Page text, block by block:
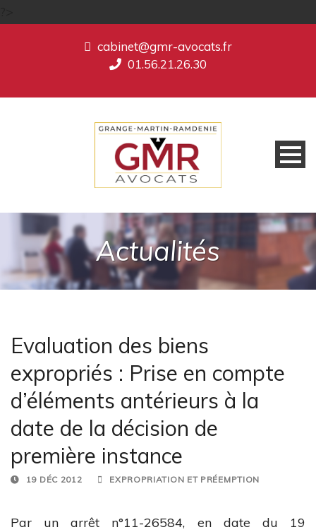
cabinet@gmr-avocats.fr
01.56.21.26.30
Actualités
Evaluation des biens
expropriés : Prise en compte
d’éléments antérieurs à la
date de la décision de
première instance
19 DÉC 2012 EXPROPRIATION ET PRÉEMPTION
Par un arrêt n°11-26584, en date du 19